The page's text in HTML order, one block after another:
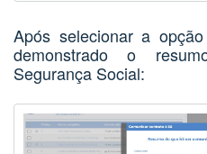
Após selecionar a
demonstrado o
Segurança Social: